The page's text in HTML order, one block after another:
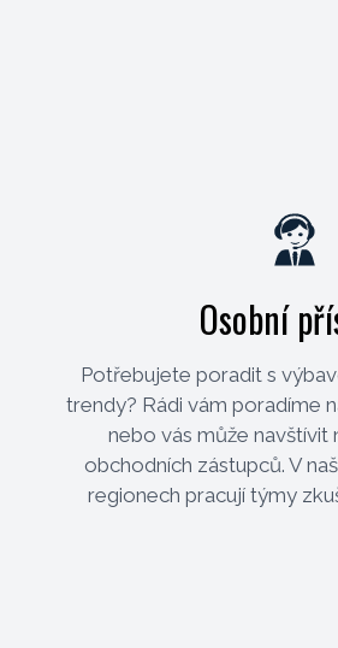
Osobní
Potřebujete poradit s
trendy? Rádi vám poradíme
nebo vás může navštívit
obchodních zástupců. V
regionech pracují týmy